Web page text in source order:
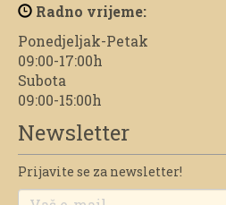
Radno vrijeme:
Ponedjeljak-Petak
09:00-17:00h
Subota
09:00-15:00h
Newsletter
Prijavite se za newsletter!